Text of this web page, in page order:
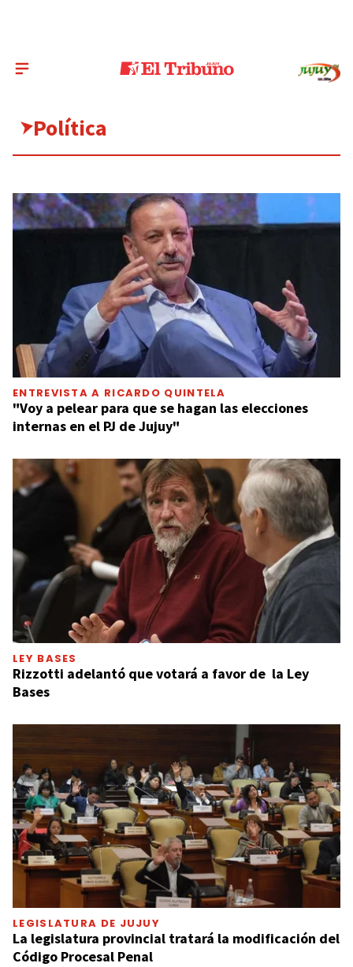
Política
ENTREVISTA A RICARDO QUINTELA
"Voy a pelear para que se hagan las elecciones
internas en el PJ de Jujuy"
LEY BASES
Rizzotti adelantó que votará a favor de la Ley
Bases
LEGISLATURA DE JUJUY
La legislatura provincial tratará la modificación del
Código Procesal Penal